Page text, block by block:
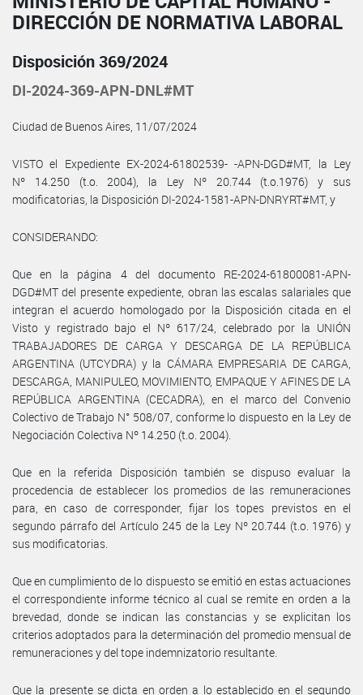
DIRECCIÓN DE NORMATIVA LABORAL
Disposición 369/2024
DI-2024-369-APN-DNL#MT
Ciudad de Buenos Aires, 11/07/2024
VISTO el Expediente EX-2024-61802539- -APN-DGD#MT, la Ley
Nº 14.250 (t.o. 2004), la Ley Nº 20.744 (t.o.1976) y sus
modificatorias, la Disposición DI-2024-1581-APN-DNRYRT#MT, y
CONSIDERANDO:
Que en la página 4 del documento RE-2024-61800081-APN-
DGD#MT del presente expediente, obran las escalas salariales que
integran el acuerdo homologado por la Disposición citada en el
Visto y registrado bajo el Nº 617/24, celebrado por la UNIÓN
TRABAJADORES DE CARGA Y DESCARGA DE LA REPÚBLICA
ARGENTINA (UTCYDRA) y la CÁMARA EMPRESARIA DE CARGA,
DESCARGA, MANIPULEO, MOVIMIENTO, EMPAQUE Y AFINES DE LA
REPÚBLICA ARGENTINA (CECADRA), en el marco del Convenio
Colectivo de Trabajo N° 508/07, conforme lo dispuesto en la Ley de
Negociación Colectiva Nº 14.250 (t.o. 2004).
Que en la referida Disposición también se dispuso evaluar la
procedencia de establecer los promedios de las remuneraciones
para, en caso de corresponder, fijar los topes previstos en el
segundo párrafo del Artículo 245 de la Ley Nº 20.744 (t.o. 1976) y
sus modificatorias.
Que en cumplimiento de lo dispuesto se emitió en estas actuaciones
el correspondiente informe técnico al cual se remite en orden a la
brevedad, donde se indican las constancias y se explicitan los
criterios adoptados para la determinación del promedio mensual de
remuneraciones y del tope indemnizatorio resultante.
Que la presente se dicta en orden a lo establecido en el segundo